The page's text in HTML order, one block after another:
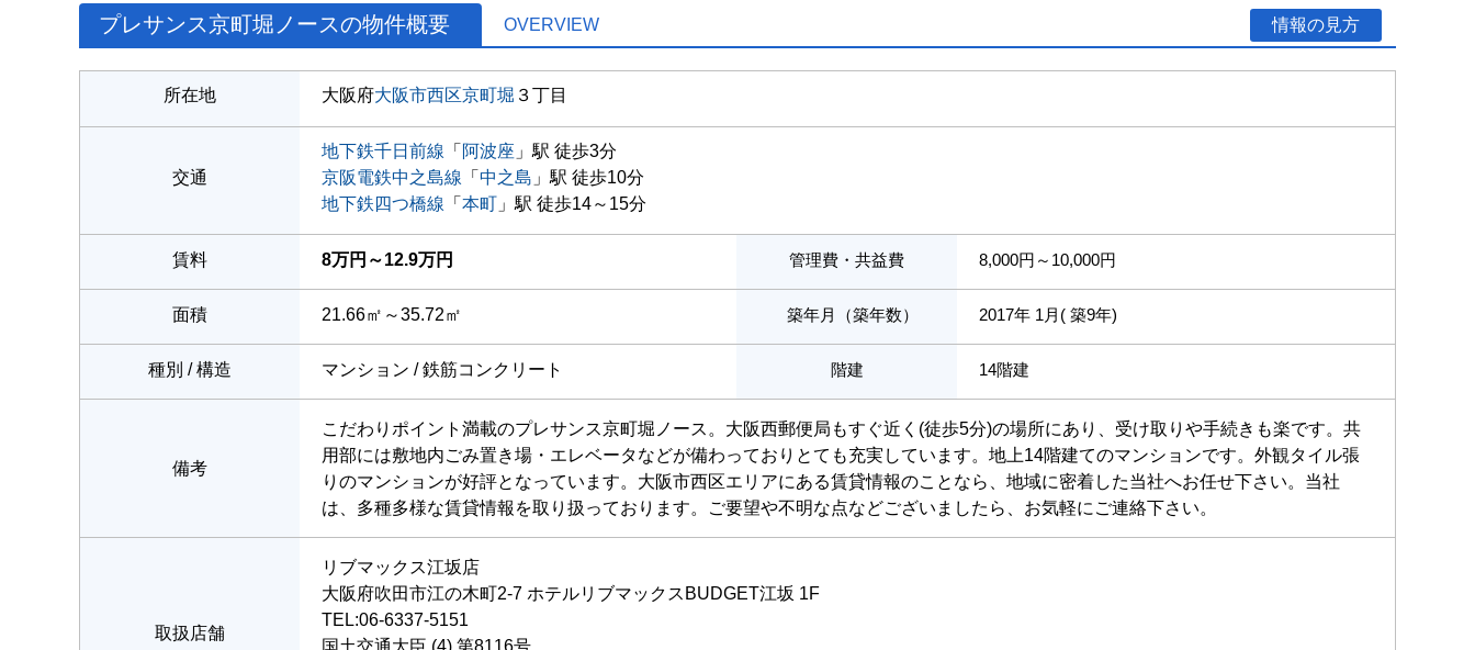
プレサンス京町堀ノースの物件概要 OVERVIEW 情報の見方
所在地 大阪府大阪市西区京町堀 ３丁目
交通
地下鉄千日前線 「 阿波座 」駅 徒歩3分
京阪電鉄中之島線 「 中之島 」駅 徒歩10分
地下鉄四つ橋線 「 本町 」駅 徒歩14～15分
賃料 8万円～12.9万円 管理費・共益費 8,000円～10,000円
面積 21.66㎡～35.72㎡ 築年月（築年数） 2017年 1月( 築9年)
種別 / 構造 マンション / 鉄筋コンクリート 階建 14階建
備考
こだわりポイント満載のプレサンス京町堀ノース。大阪西郵便局もすぐ近く(徒歩5分)の場所にあり、受け取りや手続きも楽です。共
用部には敷地内ごみ置き場・エレベータなどが備わっておりとても充実しています。地上14階建てのマンションです。外観タイル張
りのマンションが好評となっています。大阪市西区エリアにある賃貸情報のことなら、地域に密着した当社へお任せ下さい。当社
は、多種多様な賃貸情報を取り扱っております。ご要望や不明な点などございましたら、お気軽にご連絡下さい。
取扱店舗
リブマックス江坂店
大阪府吹田市江の木町2-7 ホテルリブマックスBUDGET江坂 1F
TEL:06-6337-5151
国土交通大臣 (4) 第8116号